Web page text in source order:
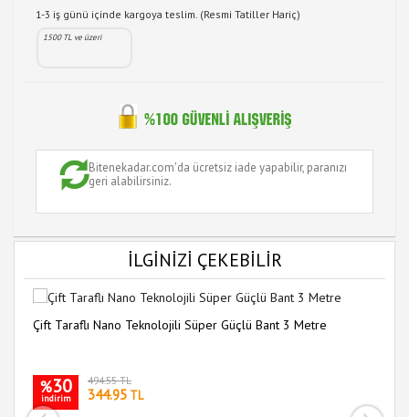
1-3 iş günü içinde kargoya teslim. (Resmi Tatiller Hariç)
1500 TL ve üzeri
Bitenekadar.com'da ücretsiz iade yapabilir, paranızı
geri alabilirsiniz.
İLGİNİZİ ÇEKEBİLİR
Çift Taraflı Nano Teknolojili Süper Güçlü Bant 3 Metre
%30
indirim
494.55 TL
344.95 TL